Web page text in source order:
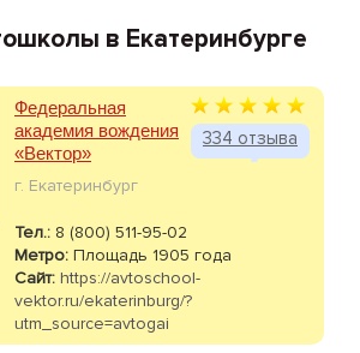
в Екатеринбурге
334 отзыва
Федеральная
академия вождения
«Вектор»
г. Екатеринбург
Тел.: 8 (800) 511-95-02
Метро: Площадь 1905 года
Сайт: https://avtoschool-
vektor.ru/ekaterinburg/?
utm_source=avtogai